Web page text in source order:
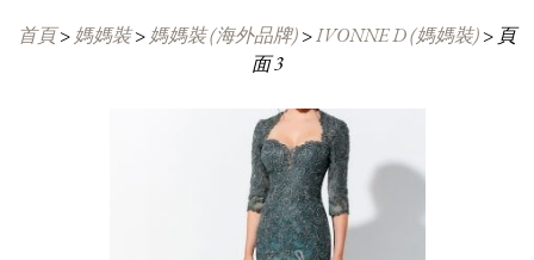
首頁> 媽媽裝> 媽媽裝 (海外品牌)>IVONNE D (媽媽裝)> 頁
面 3